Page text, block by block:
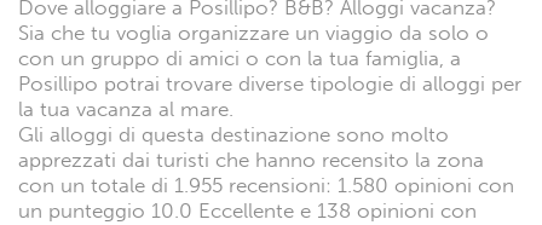
Dove alloggiare a Posillipo? B&B? Alloggi vacanza?
Sia che tu voglia organizzare un viaggio da solo o
con un gruppo di amici o con la tua famiglia, a
Posillipo potrai trovare diverse tipologie di alloggi per
la tua vacanza al mare.
Gli alloggi di questa destinazione sono molto
apprezzati dai turisti che hanno recensito la zona
con un totale di 1.955 recensioni: 1.580 opinioni con
un punteggio 10.0 Eccellente e 138 opinioni con